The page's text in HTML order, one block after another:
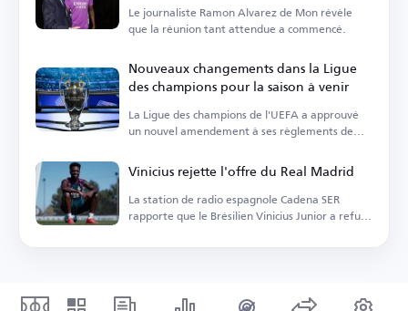
Le journaliste Ramon Alvarez de Mon révèle
que la réunion tant attendue a commencé.
Nouveaux changements dans la Ligue
des champions pour la saison à venir
La Ligue des champions de l'UEFA a approuvé
un nouvel amendement à ses règlements de
Vinicius rejette l'offre du Real Madrid
La station de radio espagnole Cadena SER
rapporte que le Brésilien Vinicius Junior a refusé